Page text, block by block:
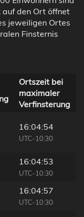
auf den Ort öffnet
jeweiligen Ortes
Finsternis
Ortszeit bei
maximaler
Verfinsterung
16:04:54
UTC-10:30
16:04:53
UTC-10:30
16:04:57
UTC-10:30